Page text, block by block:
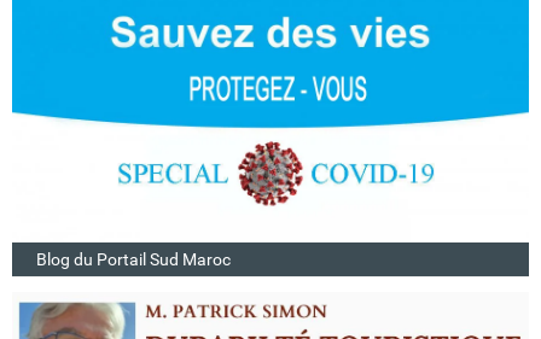
Blog du Portail Sud Maroc